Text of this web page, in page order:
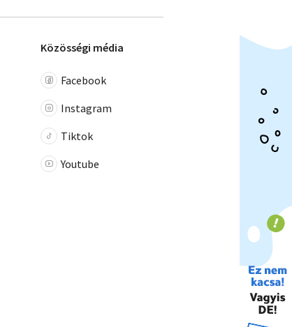
Közösségi média
Facebook
Instagram
Tiktok
Youtube